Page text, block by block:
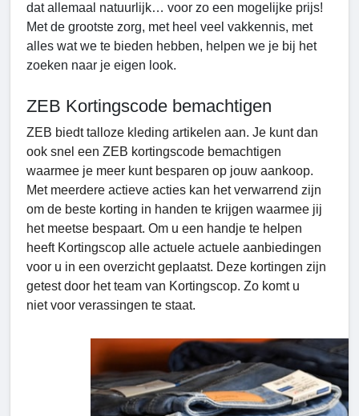
dat allemaal natuurlijk… voor zo een mogelijke prijs!
Met de grootste zorg, met heel veel vakkennis, met
alles wat we te bieden hebben, helpen we je bij het
zoeken naar je eigen look.
ZEB Kortingscode bemachtigen
ZEB biedt talloze kleding artikelen aan. Je kunt dan
ook snel een ZEB kortingscode bemachtigen
waarmee je meer kunt besparen op jouw aankoop.
Met meerdere actieve acties kan het verwarrend zijn
om de beste korting in handen te krijgen waarmee jij
het meetse bespaart. Om u een handje te helpen
heeft Kortingscop alle actuele actuele aanbiedingen
voor u in een overzicht geplaatst. Deze kortingen zijn
getest door het team van Kortingscop. Zo komt u
niet voor verassingen te staat.